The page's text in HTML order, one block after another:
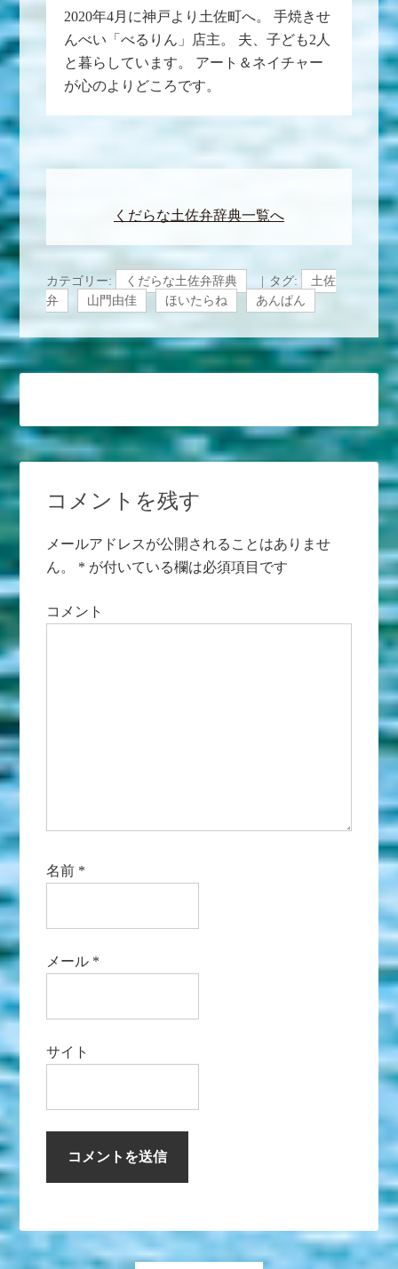
2020年4月に神戸より土佐町へ。 手焼きせ
んべい「べるりん」店主。 夫、子ども2人
と暮らしています。 アート＆ネイチャー
が心のよりどころです。
くだらな土佐弁辞典一覧へ
カテゴリー: くだらな土佐弁辞典 タグ:
土佐
弁
山門由佳 ほいたらね あんぱん
コメントを残す
メールアドレスが公開されることはありませ
ん。
* が付いている欄は必須項目です
コメント
名前 *
メール *
サイト